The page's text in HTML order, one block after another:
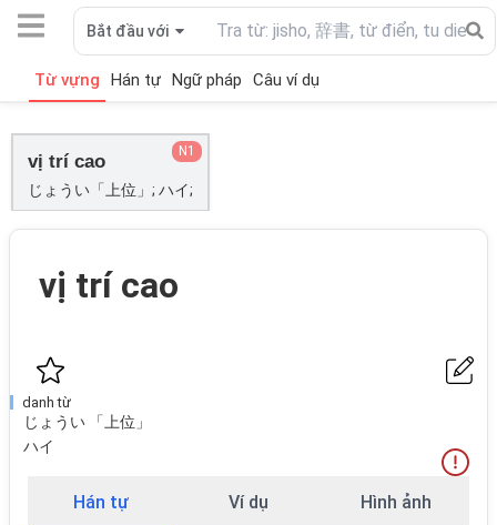
Bắt đầu với
Từ vựng Hán tự Ngữ pháp Câu ví dụ
vị trí cao
じょうい「上位」; ハイ;
N1
vị trí cao
danh từ
じょうい 「上位」
ハイ
Hán tự Ví dụ Hình ảnh